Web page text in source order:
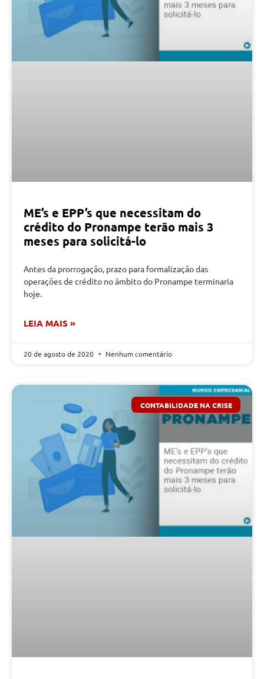
ME’s e EPP’s que necessitam do
crédito do Pronampe terão mais 3
meses para solicitá-lo
Antes da prorrogação, prazo para formalização das
operações de crédito no âmbito do Pronampe terminaria
hoje.
LEIA MAIS »
20 de agosto de 2020 Nenhum comentário
CONTABILIDADE NA CRISE